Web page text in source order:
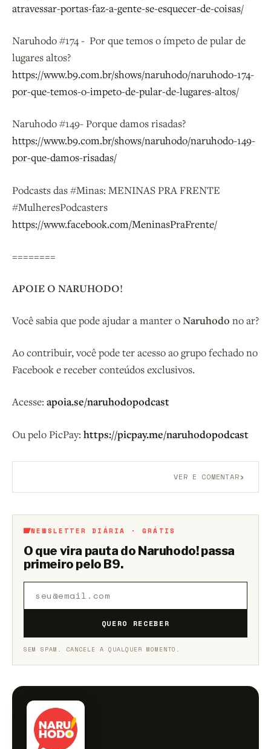
atravessar-portas-faz-a-gente-se-esquecer-de-coisas/
Naruhodo #174 - Por que temos o ímpeto de pular de
lugares altos?
https://www.b9.com.br/shows/naruhodo/naruhodo-174-
por-que-temos-o-impeto-de-pular-de-lugares-altos/
Naruhodo #149- Porque damos risadas?
https://www.b9.com.br/shows/naruhodo/naruhodo-149-
por-que-damos-risadas/
Podcasts das #Minas: MENINAS PRA FRENTE
#MulheresPodcasters
https://www.facebook.com/MeninasPraFrente/
========
APOIE O NARUHODO!
Você sabia que pode ajudar a manter oNaruhodo no ar?
Ao contribuir, você pode ter acesso ao grupo fechado no
Facebook e receber conteúdos exclusivos.
Acesse: apoia.se/naruhodopodcast
Ou pelo PicPay: https://picpay.me/naruhodopodcast
VER E COMENTAR›
NEWSLETTER DIÁRIA · GRÁTIS
O que vira pauta do Naruhodo! passa
primeiro pelo B9.
QUERO RECEBER
SEM SPAM. CANCELE A QUALQUER MOMENTO.